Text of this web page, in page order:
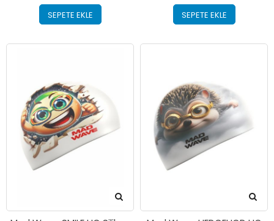
SEPETE EKLE SEPETE EKLE